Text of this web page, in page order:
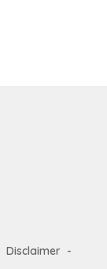
Disclaimer